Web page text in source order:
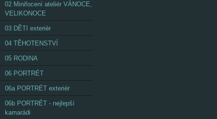
02 Minifocení ateliér VÁNOCE,
VELIKONOCE
03 DĚTI exteriér
04 TĚHOTENSTVÍ
05 RODINA
06 PORTRÉT
06a PORTRÉT exteriér
06b PORTRÉT - nejlepší
kamarádi